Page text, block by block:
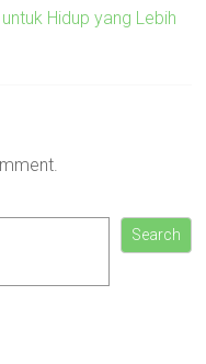
Hidup yang Lebih
Search